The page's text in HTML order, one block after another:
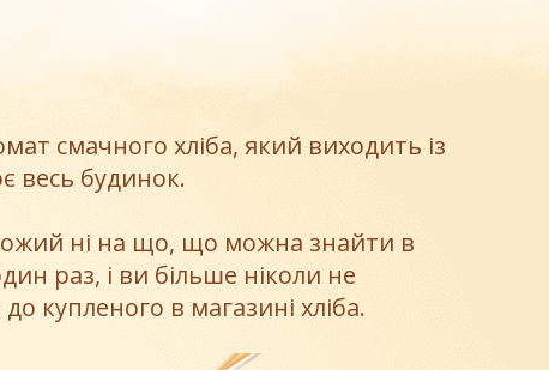
смачного хліба, який виходить із
весь будинок.
ні на що, що можна знайти в
раз, і ви більше ніколи не
купленого в магазині хліба.